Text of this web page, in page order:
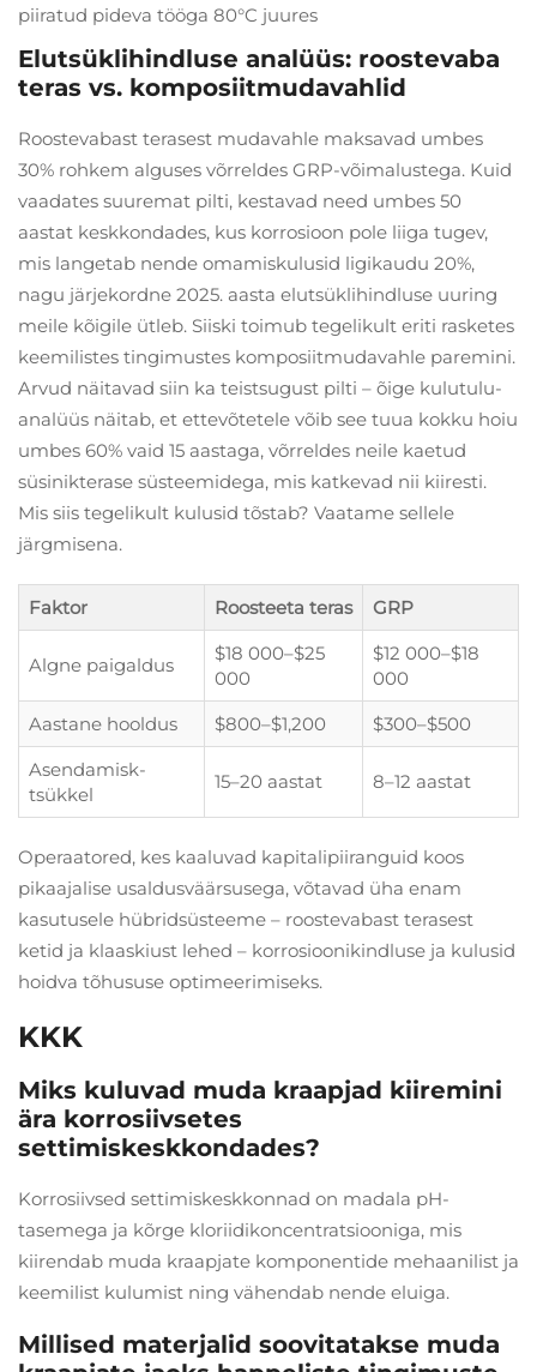
piiratud pideva tööga 80°C juures
Elutsüklihindluse analüüs: roostevaba
teras vs. komposiitmudavahlid
Roostevabast terasest mudavahle maksavad umbes
30% rohkem alguses võrreldes GRP-võimalustega. Kuid
vaadates suuremat pilti, kestavad need umbes 50
aastat keskkondades, kus korrosioon pole liiga tugev,
mis langetab nende omamiskulusid ligikaudu 20%,
nagu järjekordne 2025. aasta elutsüklihindluse uuring
meile kõigile ütleb. Siiski toimub tegelikult eriti rasketes
keemilistes tingimustes komposiitmudavahle paremini.
Arvud näitavad siin ka teistsugust pilti – õige kulutulu-
analüüs näitab, et ettevõtetele võib see tuua kokku hoiu
umbes 60% vaid 15 aastaga, võrreldes neile kaetud
süsinikterase süsteemidega, mis katkevad nii kiiresti.
Mis siis tegelikult kulusid tõstab? Vaatame sellele
järgmisena.
Faktor Roosteeta teras GRP
Algne paigaldus
$18 000–$25
000
$12 000–$18
000
Aastane hooldus
$800–$1,200
$300–$500
Asendamisk-
tsükkel
15–20 aastat 8–12 aastat
Operaatored, kes kaaluvad kapitalipiiranguid koos
pikaajalise usaldusväärsusega, võtavad üha enam
kasutusele hübridsüsteeme – roostevabast terasest
ketid ja klaaskiust lehed – korrosioonikindluse ja kulusid
hoidva tõhususe optimeerimiseks.
KKK
Miks kuluvad muda kraapjad kiiremini
ära korrosiivsetes
settimiskeskkondades?
Korrosiivsed settimiskeskkonnad on madala pH-
tasemega ja kõrge kloriidikoncentratsiooniga, mis
kiirendab muda kraapjate komponentide mehaanilist ja
keemilist kulumist ning vähendab nende eluiga.
Millised materjalid soovitatakse muda